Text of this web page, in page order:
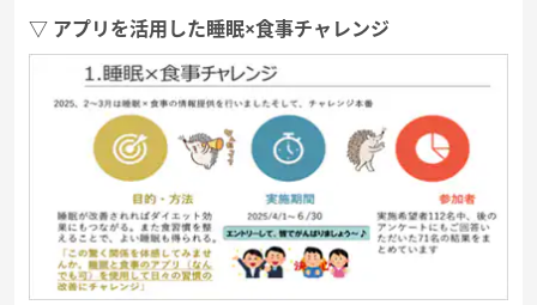
▽ アプリを活用した睡眠×食事チャレンジ